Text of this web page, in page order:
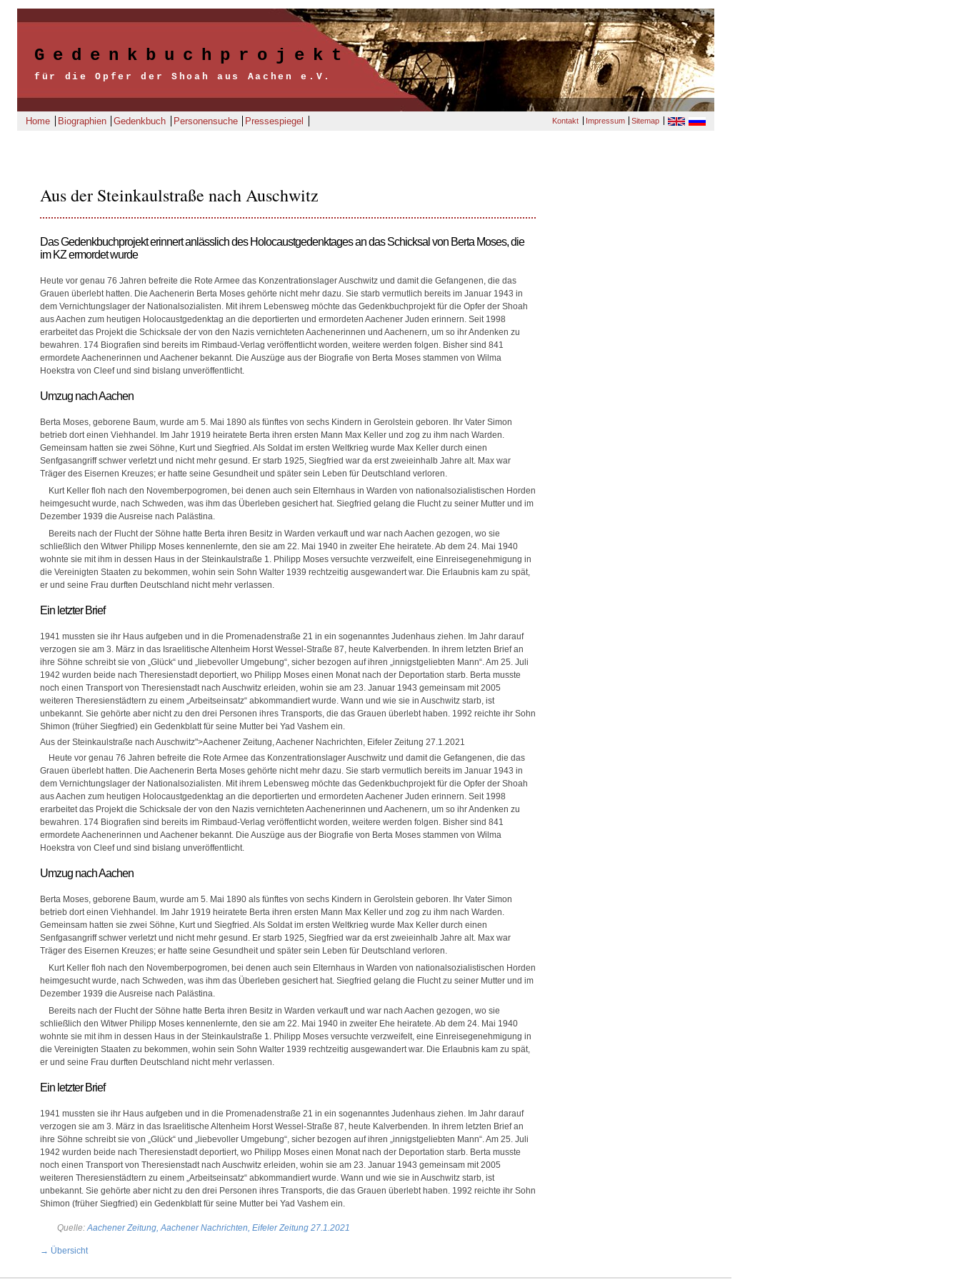
Gedenkbuchprojekt
für die Opfer der Shoah aus Aachen e.V.
Home Biographien Gedenkbuch Personensuche Pressespiegel Kontakt Impressum Sitemap
Aus der Steinkaulstraße nach Auschwitz
Das Gedenkbuchprojekt erinnert anlässlich des Holocaustgedenktages an das Schicksal von Berta Moses, die
im KZ ermordet wurde
Heute vor genau 76 Jahren befreite die Rote Armee das Konzentrationslager Auschwitz und damit die Gefangenen, die das
Grauen überlebt hatten. Die Aachenerin Berta Moses gehörte nicht mehr dazu. Sie starb vermutlich bereits im Januar 1943 in
dem Vernichtungslager der Nationalsozialisten. Mit ihrem Lebensweg möchte das Gedenkbuchprojekt für die Opfer der Shoah
aus Aachen zum heutigen Holocaustgedenktag an die deportierten und ermordeten Aachener Juden erinnern. Seit 1998
erarbeitet das Projekt die Schicksale der von den Nazis vernichteten Aachenerinnen und Aachenern, um so ihr Andenken zu
bewahren. 174 Biografien sind bereits im Rimbaud-Verlag veröffentlicht worden, weitere werden folgen. Bisher sind 841
ermordete Aachenerinnen und Aachener bekannt. Die Auszüge aus der Biografie von Berta Moses stammen von Wilma
Hoekstra von Cleef und sind bislang unveröffentlicht.
Umzug nach Aachen
Berta Moses, geborene Baum, wurde am 5. Mai 1890 als fünftes von sechs Kindern in Gerolstein geboren. Ihr Vater Simon
betrieb dort einen Viehhandel. Im Jahr 1919 heiratete Berta ihren ersten Mann Max Keller und zog zu ihm nach Warden.
Gemeinsam hatten sie zwei Söhne, Kurt und Siegfried. Als Soldat im ersten Weltkrieg wurde Max Keller durch einen
Senfgasangriff schwer verletzt und nicht mehr gesund. Er starb 1925, Siegfried war da erst zweieinhalb Jahre alt. Max war
Träger des Eisernen Kreuzes; er hatte seine Gesundheit und später sein Leben für Deutschland verloren.
Kurt Keller floh nach den Novemberpogromen, bei denen auch sein Elternhaus in Warden von nationalsozialistischen Horden
heimgesucht wurde, nach Schweden, was ihm das Überleben gesichert hat. Siegfried gelang die Flucht zu seiner Mutter und im
Dezember 1939 die Ausreise nach Palästina.
Bereits nach der Flucht der Söhne hatte Berta ihren Besitz in Warden verkauft und war nach Aachen gezogen, wo sie
schließlich den Witwer Philipp Moses kennenlernte, den sie am 22. Mai 1940 in zweiter Ehe heiratete. Ab dem 24. Mai 1940
wohnte sie mit ihm in dessen Haus in der Steinkaulstraße 1. Philipp Moses versuchte verzweifelt, eine Einreisegenehmigung in
die Vereinigten Staaten zu bekommen, wohin sein Sohn Walter 1939 rechtzeitig ausgewandert war. Die Erlaubnis kam zu spät,
er und seine Frau durften Deutschland nicht mehr verlassen.
Ein letzter Brief
1941 mussten sie ihr Haus aufgeben und in die Promenadenstraße 21 in ein sogenanntes Judenhaus ziehen. Im Jahr darauf
verzogen sie am 3. März in das Israelitische Altenheim Horst Wessel-Straße 87, heute Kalverbenden. In ihrem letzten Brief an
ihre Söhne schreibt sie von „Glück“ und „liebevoller Umgebung“, sicher bezogen auf ihren „innigstgeliebten Mann“. Am 25. Juli
1942 wurden beide nach Theresienstadt deportiert, wo Philipp Moses einen Monat nach der Deportation starb. Berta musste
noch einen Transport von Theresienstadt nach Auschwitz erleiden, wohin sie am 23. Januar 1943 gemeinsam mit 2005
weiteren Theresienstädtern zu einem „Arbeitseinsatz“ abkommandiert wurde. Wann und wie sie in Auschwitz starb, ist
unbekannt. Sie gehörte aber nicht zu den drei Personen ihres Transports, die das Grauen überlebt haben. 1992 reichte ihr Sohn
Shimon (früher Siegfried) ein Gedenkblatt für seine Mutter bei Yad Vashem ein.
Aus der Steinkaulstraße nach Auschwitz">Aachener Zeitung, Aachener Nachrichten, Eifeler Zeitung 27.1.2021
Heute vor genau 76 Jahren befreite die Rote Armee das Konzentrationslager Auschwitz und damit die Gefangenen, die das
Grauen überlebt hatten. Die Aachenerin Berta Moses gehörte nicht mehr dazu. Sie starb vermutlich bereits im Januar 1943 in
dem Vernichtungslager der Nationalsozialisten. Mit ihrem Lebensweg möchte das Gedenkbuchprojekt für die Opfer der Shoah
aus Aachen zum heutigen Holocaustgedenktag an die deportierten und ermordeten Aachener Juden erinnern. Seit 1998
erarbeitet das Projekt die Schicksale der von den Nazis vernichteten Aachenerinnen und Aachenern, um so ihr Andenken zu
bewahren. 174 Biografien sind bereits im Rimbaud-Verlag veröffentlicht worden, weitere werden folgen. Bisher sind 841
ermordete Aachenerinnen und Aachener bekannt. Die Auszüge aus der Biografie von Berta Moses stammen von Wilma
Hoekstra von Cleef und sind bislang unveröffentlicht.
Umzug nach Aachen
Berta Moses, geborene Baum, wurde am 5. Mai 1890 als fünftes von sechs Kindern in Gerolstein geboren. Ihr Vater Simon
betrieb dort einen Viehhandel. Im Jahr 1919 heiratete Berta ihren ersten Mann Max Keller und zog zu ihm nach Warden.
Gemeinsam hatten sie zwei Söhne, Kurt und Siegfried. Als Soldat im ersten Weltkrieg wurde Max Keller durch einen
Senfgasangriff schwer verletzt und nicht mehr gesund. Er starb 1925, Siegfried war da erst zweieinhalb Jahre alt. Max war
Träger des Eisernen Kreuzes; er hatte seine Gesundheit und später sein Leben für Deutschland verloren.
Kurt Keller floh nach den Novemberpogromen, bei denen auch sein Elternhaus in Warden von nationalsozialistischen Horden
heimgesucht wurde, nach Schweden, was ihm das Überleben gesichert hat. Siegfried gelang die Flucht zu seiner Mutter und im
Dezember 1939 die Ausreise nach Palästina.
Bereits nach der Flucht der Söhne hatte Berta ihren Besitz in Warden verkauft und war nach Aachen gezogen, wo sie
schließlich den Witwer Philipp Moses kennenlernte, den sie am 22. Mai 1940 in zweiter Ehe heiratete. Ab dem 24. Mai 1940
wohnte sie mit ihm in dessen Haus in der Steinkaulstraße 1. Philipp Moses versuchte verzweifelt, eine Einreisegenehmigung in
die Vereinigten Staaten zu bekommen, wohin sein Sohn Walter 1939 rechtzeitig ausgewandert war. Die Erlaubnis kam zu spät,
er und seine Frau durften Deutschland nicht mehr verlassen.
Ein letzter Brief
1941 mussten sie ihr Haus aufgeben und in die Promenadenstraße 21 in ein sogenanntes Judenhaus ziehen. Im Jahr darauf
verzogen sie am 3. März in das Israelitische Altenheim Horst Wessel-Straße 87, heute Kalverbenden. In ihrem letzten Brief an
ihre Söhne schreibt sie von „Glück“ und „liebevoller Umgebung“, sicher bezogen auf ihren „innigstgeliebten Mann“. Am 25. Juli
1942 wurden beide nach Theresienstadt deportiert, wo Philipp Moses einen Monat nach der Deportation starb. Berta musste
noch einen Transport von Theresienstadt nach Auschwitz erleiden, wohin sie am 23. Januar 1943 gemeinsam mit 2005
weiteren Theresienstädtern zu einem „Arbeitseinsatz“ abkommandiert wurde. Wann und wie sie in Auschwitz starb, ist
unbekannt. Sie gehörte aber nicht zu den drei Personen ihres Transports, die das Grauen überlebt haben. 1992 reichte ihr Sohn
Shimon (früher Siegfried) ein Gedenkblatt für seine Mutter bei Yad Vashem ein.
Quelle:Aachener Zeitung, Aachener Nachrichten, Eifeler Zeitung 27.1.2021
→ Übersicht